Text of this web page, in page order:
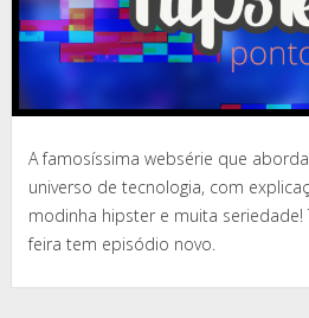
A famosíssima websérie que
universo de tecnologia, com
modinha hipster e muita seriedade!
feira tem episódio novo.